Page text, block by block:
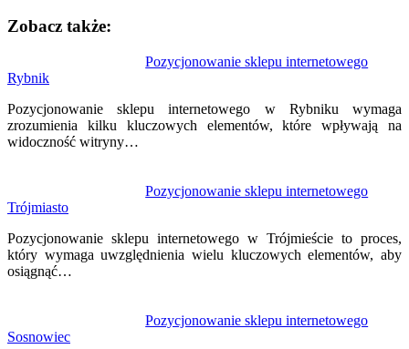
Zobacz także:
Pozycjonowanie sklepu internetowego
Rybnik
Pozycjonowanie sklepu internetowego w Rybniku wymaga
zrozumienia kilku kluczowych elementów, które wpływają na
widoczność witryny…
Pozycjonowanie sklepu internetowego
Trójmiasto
Pozycjonowanie sklepu internetowego w Trójmieście to proces,
który wymaga uwzględnienia wielu kluczowych elementów, aby
osiągnąć…
Pozycjonowanie sklepu internetowego
Sosnowiec
wpisu